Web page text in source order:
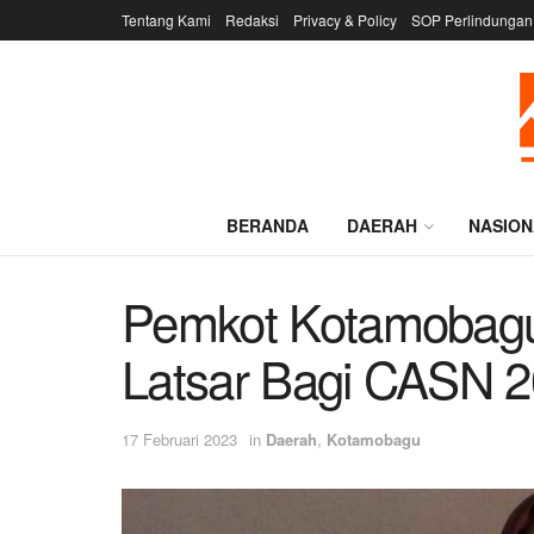
Tentang Kami Redaksi Privacy & Policy SOP
BERANDA DAERAH
Pemkot
Latsar Bagi CASN
17 Februari 2023 in Daerah, Kotamobagu